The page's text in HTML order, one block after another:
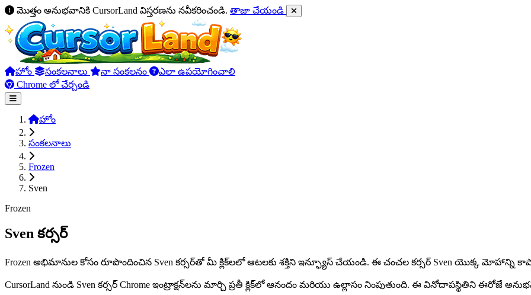
మొత్తం అనుభవానికి CursorLand విస్తరణను నవీకరించండి. తాజా చేయండి
హోం సంకలనాలు నా సంకలనం
ఎలా ఉపయోగించాలి
Chrome లో చేర్చండి
హోం
సంకలనాలు
Frozen
Sven
Frozen
Sven కర్సర్
Frozen అభిమానుల కోసం రూపొందించిన Sven కర్సర్‌తో మీ క్లిక్‌లలో ఆటలకు శక్తిని ఇన్ఫ్యూస్ చేయండి. ఈ చంచల కర్సర్ Sven యొక్క మోహాన్ని
CursorLand నుండి Sven కర్సర్ Chrome ఇంట్రాక్షన్‌లను మార్చి ప్రతీ క్లిక్‌లో ఆనందం మరియు ఉల్లాసం నింపుతుంది. ఈ వినోదాపస్థితిని ఈరోజే